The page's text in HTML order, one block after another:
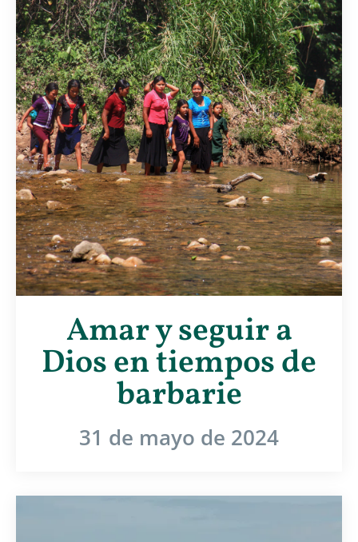
Amar y seguir a
Dios en tiempos de
barbarie
31 de mayo de 2024